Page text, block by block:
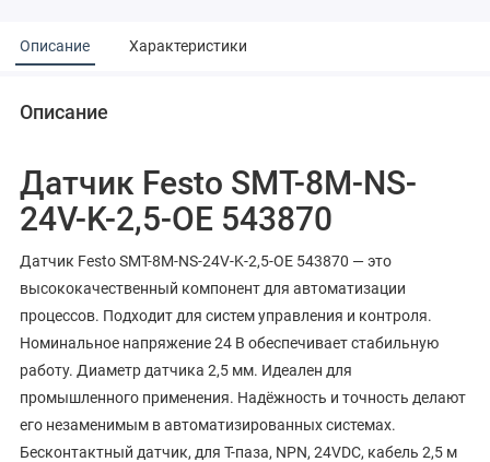
Описание Характеристики
Описание
Датчик Festo SMT-8M-NS-
24V-K-2,5-OE 543870
Датчик Festo SMT-8M-NS-24V-K-2,5-OE 543870 — это
высококачественный компонент для автоматизации
процессов. Подходит для систем управления и контроля.
Номинальное напряжение 24 В обеспечивает стабильную
работу. Диаметр датчика 2,5 мм. Идеален для
промышленного применения. Надёжность и точность делают
его незаменимым в автоматизированных системах.
Бесконтактный датчик, для Т-паза, NPN, 24VDC, кабель 2,5 м